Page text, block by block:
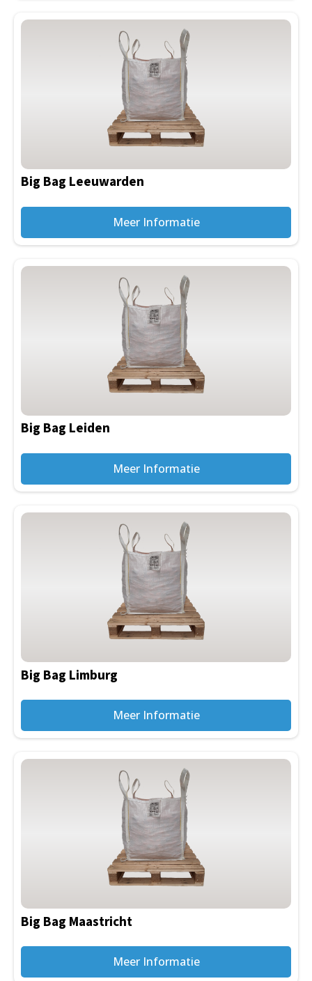
Big Bag Leeuwarden
Meer Informatie
Big Bag Leiden
Meer Informatie
Big Bag Limburg
Meer Informatie
Big Bag Maastricht
Meer Informatie